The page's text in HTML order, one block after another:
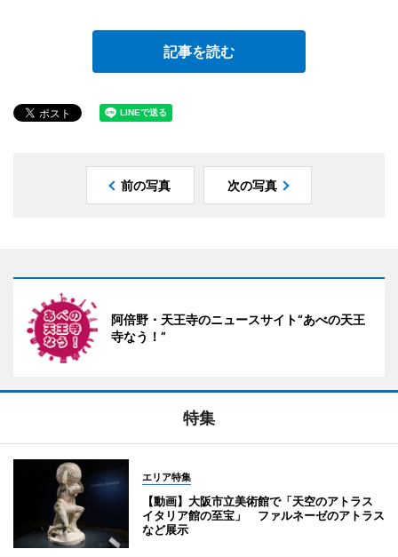
記事を読む
前の写真 次の写真
阿倍野・天王寺のニュースサイト“あべの天王
寺なう！”
特集
エリア特集
【動画】大阪市立美術館で「天空のアトラス
イタリア館の至宝」 ファルネーゼのアトラス
など展示